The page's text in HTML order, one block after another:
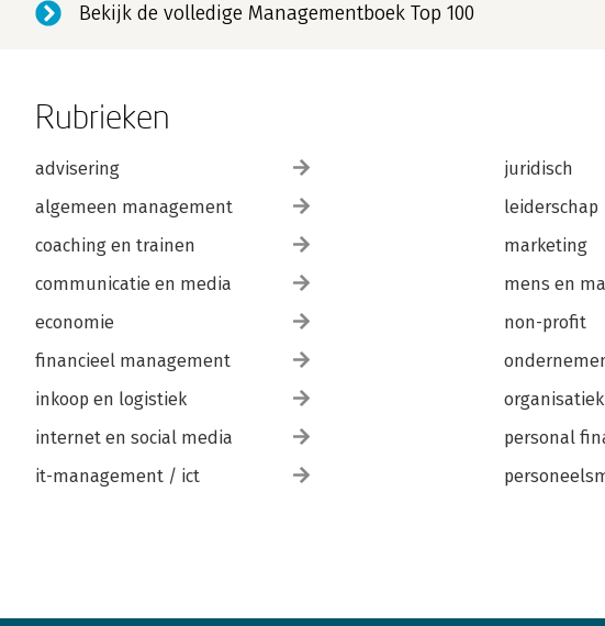
Bekijk de volledige Managementboek Top 100
Rubrieken
advisering
algemeen management
coaching en trainen
communicatie en media
economie
financieel management
inkoop en logistiek
internet en social media
it-management / ict
juridisch
leiderschap
marketing
mens en
non-profit
personal